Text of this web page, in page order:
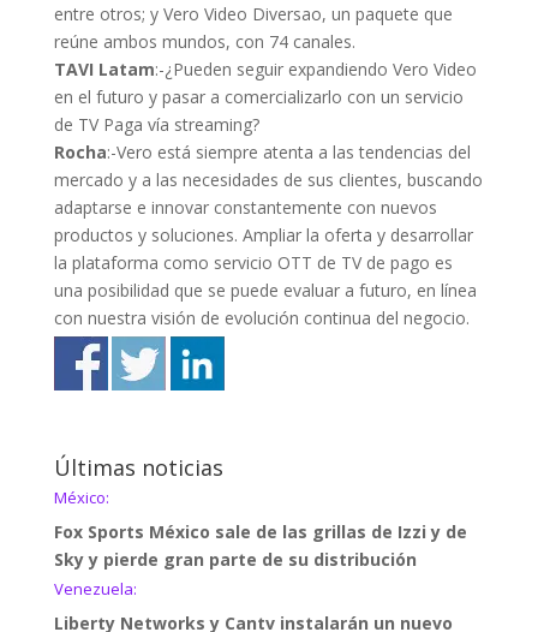
entre otros; y Vero Video Diversao, un paquete que
reúne ambos mundos, con 74 canales.
TAVI Latam:-¿Pueden seguir expandiendo Vero Video
en el futuro y pasar a comercializarlo con un servicio
de TV Paga vía streaming?
Rocha:-Vero está siempre atenta a las tendencias del
mercado y a las necesidades de sus clientes, buscando
adaptarse e innovar constantemente con nuevos
productos y soluciones. Ampliar la oferta y desarrollar
la plataforma como servicio OTT de TV de pago es
una posibilidad que se puede evaluar a futuro, en línea
con nuestra visión de evolución continua del negocio.
Últimas noticias
México:
Fox Sports México sale de las grillas de Izzi y de
Sky y pierde gran parte de su distribución
Venezuela:
Liberty Networks y Cantv instalarán un nuevo